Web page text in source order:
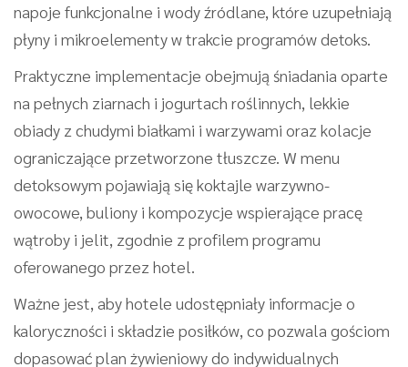
napoje funkcjonalne i wody źródlane, które uzupełniają
płyny i mikroelementy w trakcie programów detoks.
Praktyczne implementacje obejmują śniadania oparte
na pełnych ziarnach i jogurtach roślinnych, lekkie
obiady z chudymi białkami i warzywami oraz kolacje
ograniczające przetworzone tłuszcze. W menu
detoksowym pojawiają się koktajle warzywno-
owocowe, buliony i kompozycje wspierające pracę
wątroby i jelit, zgodnie z profilem programu
oferowanego przez hotel.
Ważne jest, aby hotele udostępniały informacje o
kaloryczności i składzie posiłków, co pozwala gościom
dopasować plan żywieniowy do indywidualnych